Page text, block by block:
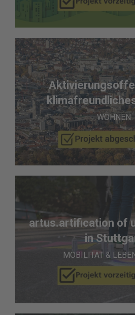
WOHNEN
artus.artification of
in
MOBILITÄT &